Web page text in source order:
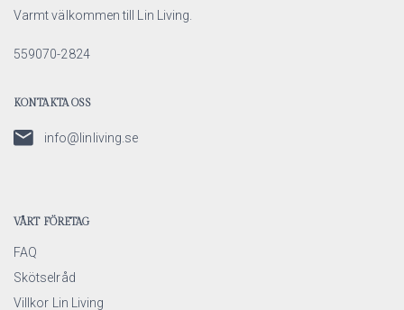
Varmt välkommen till Lin Living.
559070-2824
KONTAKTA OSS
info@linliving.se
VÅRT FÖRETAG
FAQ
Skötselråd
Villkor Lin Living